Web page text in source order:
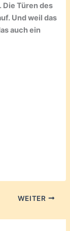
Die Türen des
Und weil das
auch ein
WEITER